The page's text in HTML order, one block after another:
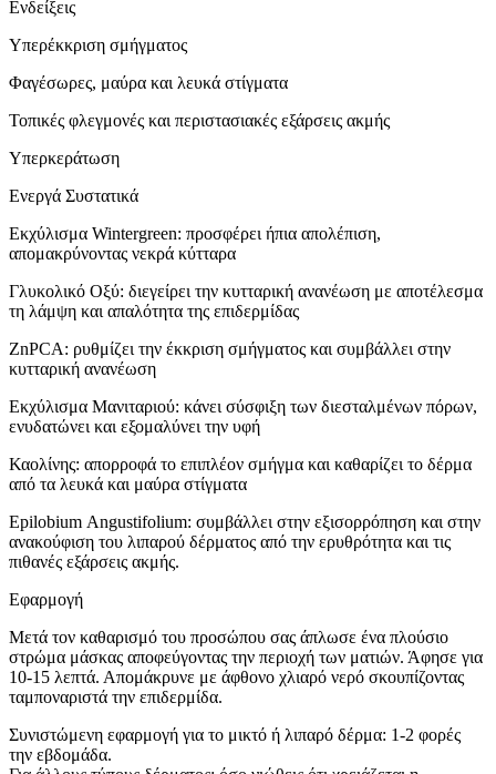
Ενδείξεις
Υπερέκκριση σμήγματος
Φαγέσωρες, μαύρα και λευκά στίγματα
Τοπικές φλεγμονές και περιστασιακές εξάρσεις ακμής
Υπερκεράτωση
Ενεργά Συστατικά
Εκχύλισμα Wintergreen: προσφέρει ήπια απολέπιση,
απομακρύνοντας νεκρά κύτταρα
Γλυκολικό Οξύ: διεγείρει την κυτταρική ανανέωση με αποτέλεσμα
τη λάμψη και απαλότητα της επιδερμίδας
ZnPCA: ρυθμίζει την έκκριση σμήγματος και συμβάλλει στην
κυτταρική ανανέωση
Εκχύλισμα Μανιταριού: κάνει σύσφιξη των διεσταλμένων πόρων,
ενυδατώνει και εξομαλύνει την υφή
Καολίνης: απορροφά το επιπλέον σμήγμα και καθαρίζει το δέρμα
από τα λευκά και μαύρα στίγματα
Epilobium Αngustifolium: συμβάλλει στην εξισορρόπηση και στην
ανακούφιση του λιπαρού δέρματος από την ερυθρότητα και τις
πιθανές εξάρσεις ακμής.
Εφαρμογή
Μετά τον καθαρισμό του προσώπου σας άπλωσε ένα πλούσιο
στρώμα μάσκας αποφεύγοντας την περιοχή των ματιών. Άφησε για
10-15 λεπτά. Απομάκρυνε με άφθονο χλιαρό νερό σκουπίζοντας
ταμποναριστά την επιδερμίδα.
Συνιστώμενη εφαρμογή για το μικτό ή λιπαρό δέρμα: 1-2 φορές
την εβδομάδα.